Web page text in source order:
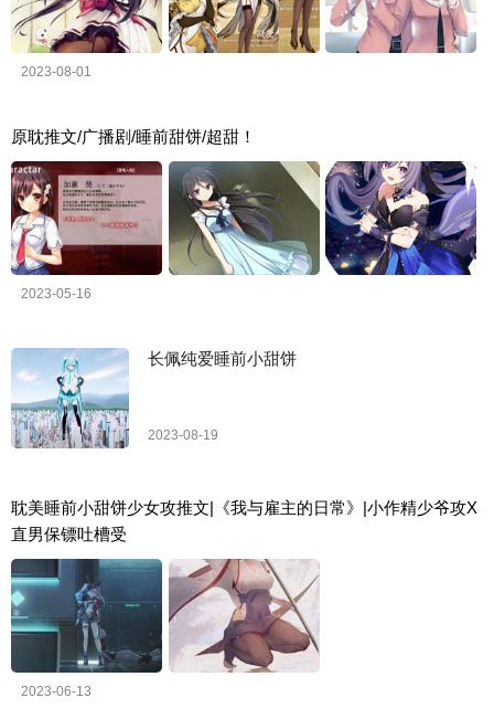
2023-08-01
原耽推文/广播剧/睡前甜饼/超甜！
2023-05-16
长佩纯爱睡前小甜饼
2023-08-19
耽美睡前小甜饼少女攻推文|《我与雇主的日常》|小作精少爷攻X
直男保镖吐槽受
2023-06-13